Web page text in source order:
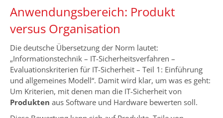
Anwendungsbereich: Produkt
versus Organisation
Die deutsche Übersetzung der Norm lautet:
„Informationstechnik – IT-Sicherheitsverfahren –
Evaluationskriterien für IT-Sicherheit – Teil 1: Einführung
und allgemeines Modell“. Damit wird klar, um was es geht:
Um Kriterien, mit denen man die IT-Sicherheit von
Produkten aus Software und Hardware bewerten soll.